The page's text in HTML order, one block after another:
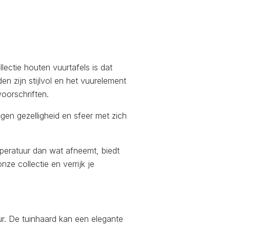
houten vuurtafels is dat
zijn stijlvol en het vuurelement
gezelligheid en sfeer met zich
dan wat afneemt, biedt
collectie en verrijk je
De tuinhaard kan een elegante